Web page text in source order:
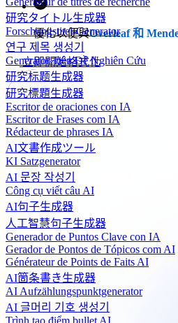
研究タイトル生成器
Forschungstitel-Generator
연구 제목 생성기
Generator Tiêu Đề Nghiên Cứu
研究标题生成器
研究標題生成器
Escritor de oraciones con IA
Escritor de Frases com IA
Rédacteur de phrases IA
AI文書作成ツール
KI Satzgenerator
AI 문장 작성기
Công cụ viết câu AI
AI句子生成器
人工智慧句子生成器
Generador de Puntos Clave con IA
Gerador de Pontos de Tópicos com AI
Générateur de Points de Faits AI
AI箇条書き生成器
AI Aufzählungspunktgenerator
AI 글머리 기호 생성기
Trình tạo điểm bullet AI
優化以便與Overleaf 和
立即開始格式化